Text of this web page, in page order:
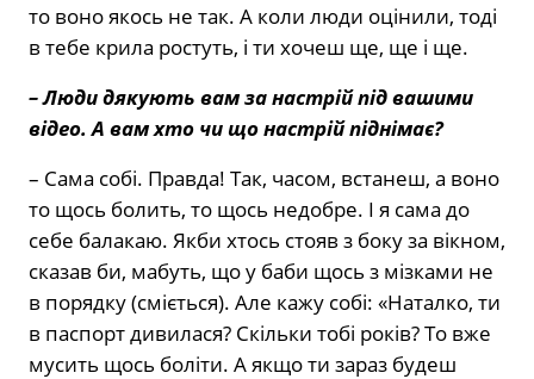
то воно якось не так. А коли люди оцінили, тоді
в тебе крила ростуть, і ти хочеш ще, ще і ще.
– Люди дякують вам за настрій під вашими
відео. А вам хто чи що настрій піднімає?
– Сама собі. Правда! Так, часом, встанеш, а воно
то щось болить, то щось недобре. І я сама до
себе балакаю. Якби хтось стояв з боку за вікном,
сказав би, мабуть, що у баби щось з мізками не
в порядку (сміється). Але кажу собі: «Наталко, ти
в паспорт дивилася? Скільки тобі років? То вже
мусить щось боліти. А якщо ти зараз будеш